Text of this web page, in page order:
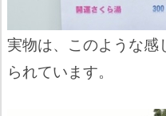
実物は、このような感
られています。